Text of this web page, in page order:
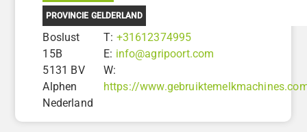
PROVINCIE GELDERLAND
Boslust
15B
5131 BV
Alphen
Nederland
T: +31612374995
E: info@agripoort.com
W:
https://